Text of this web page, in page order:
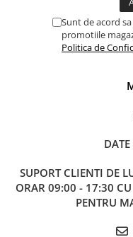
Sunt de acord
promotiile
Politica de
SUPORT CLIENTI DE
ORAR 09:00 - 17:30
PENTRU